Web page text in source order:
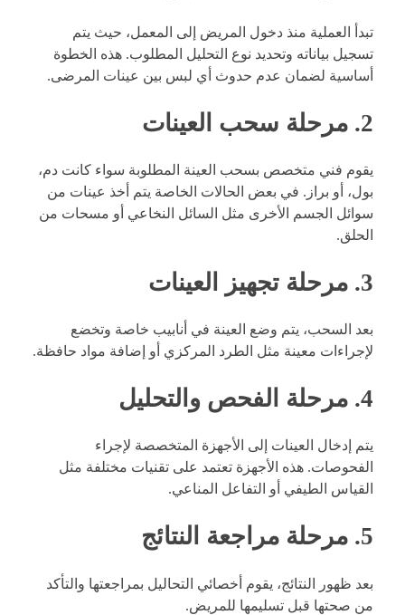
تبدأ العملية منذ دخول المريض إلى المعمل، حيث يتم
تسجيل بياناته وتحديد نوع التحليل المطلوب. هذه الخطوة
أساسية لضمان عدم حدوث أي لبس بين عينات المرضى.
2. مرحلة سحب العينات
يقوم فني متخصص بسحب العينة المطلوبة سواء كانت دم،
بول، أو براز. في بعض الحالات الخاصة يتم أخذ عينات من
سوائل الجسم الأخرى مثل السائل النخاعي أو مسحات من
الحلق.
3. مرحلة تجهيز العينات
بعد السحب، يتم وضع العينة في أنابيب خاصة وتخضع
لإجراءات معينة مثل الطرد المركزي أو إضافة مواد حافظة.
4. مرحلة الفحص والتحليل
يتم إدخال العينات إلى الأجهزة المتخصصة لإجراء
الفحوصات. هذه الأجهزة تعتمد على تقنيات مختلفة مثل
القياس الطيفي أو التفاعل المناعي.
5. مرحلة مراجعة النتائج
بعد ظهور النتائج، يقوم أخصائي التحاليل بمراجعتها والتأكد
من صحتها قبل تسليمها للمريض.